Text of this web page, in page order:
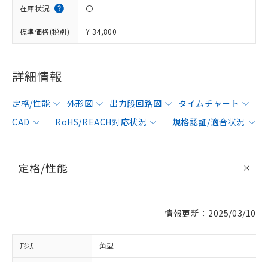
在庫状況 〇
標準価格(税別) ¥ 34,800
詳細情報
定格/性能 外形図 出力段回路図
タイムチャート
CAD
RoHS/REACH対応状況 規格認証/適合状況
定格/性能
情報更新：2025/03/10
形状 角型